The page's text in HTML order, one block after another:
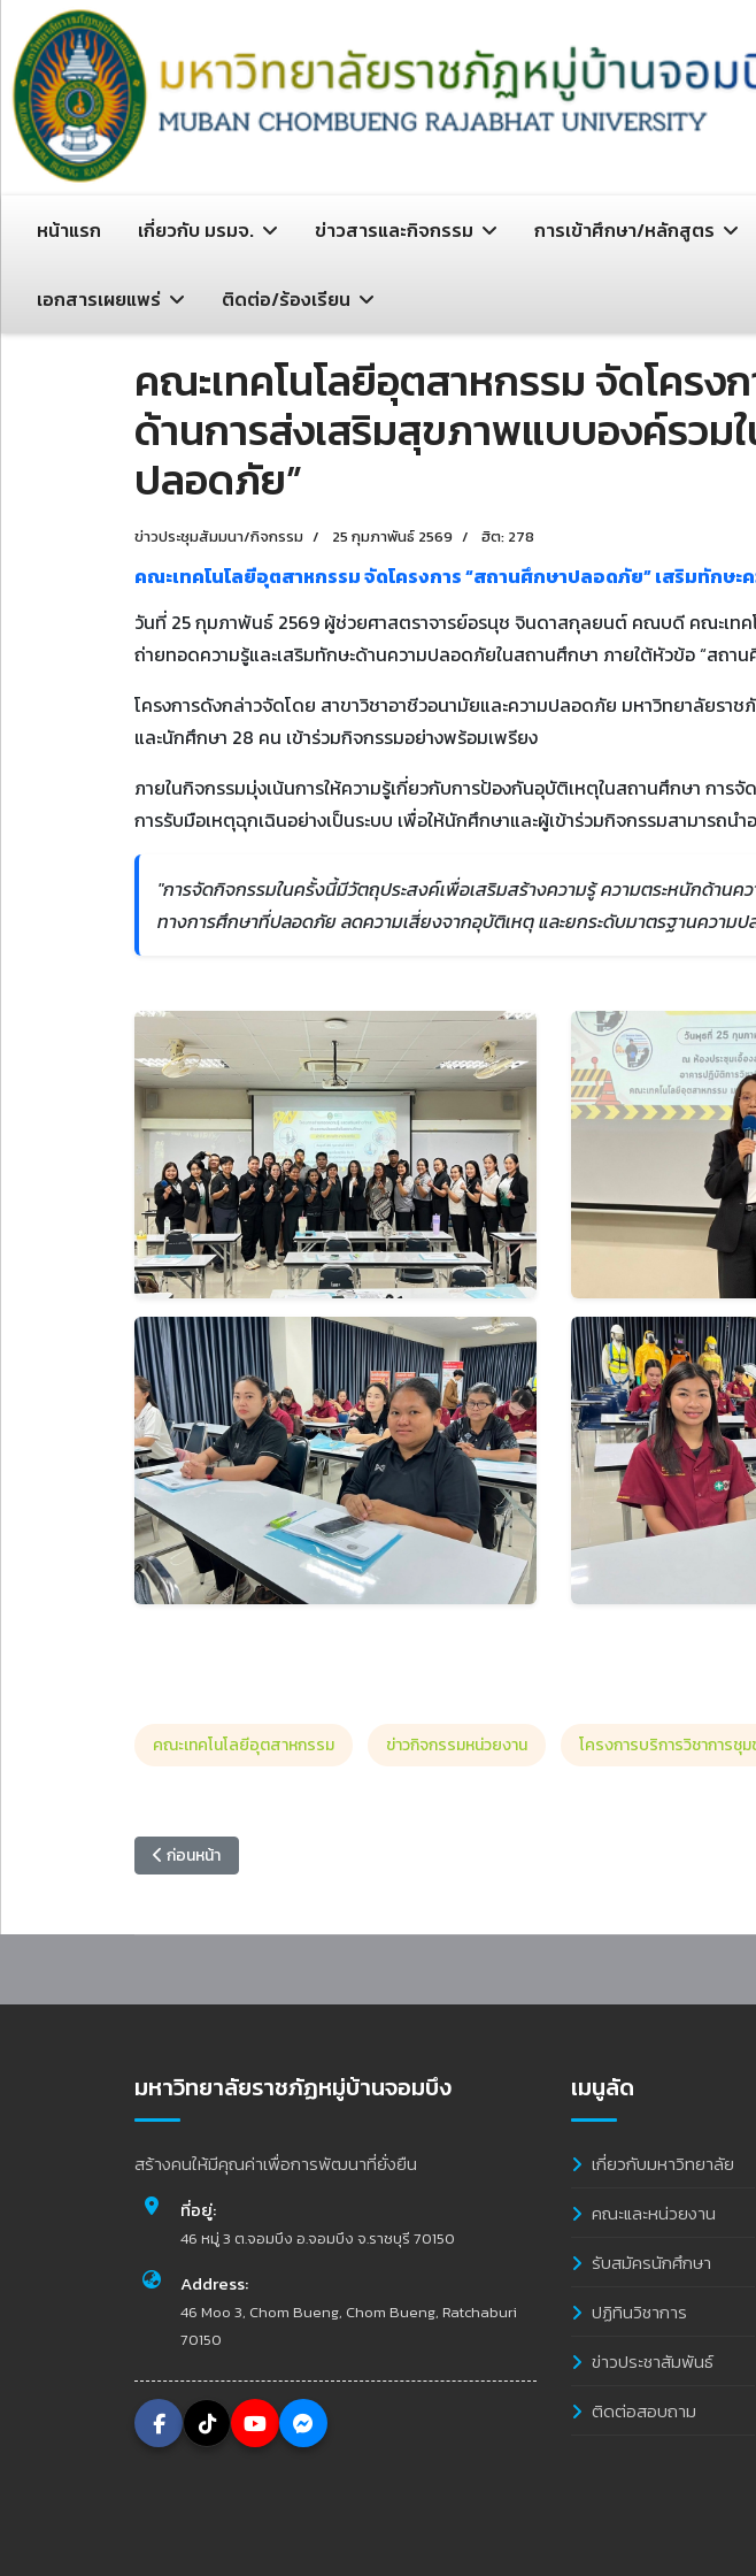
หน้าแรก เกี่ยวกับ มรมจ. ข่าวสารและกิจกรรม การเข้าศึกษา/หลักสูตร
เอกสารเผยแพร่ ติดต่อ/ร้องเรียน
คณะเทคโนโลยีอุตสาหกรรม จัดโครง
ด้านการส่งเสริมสุขภาพแบบองค์รวม
ปลอดภัย”
ข่าวประชุมสัมมนา/กิจกรรม 25 กุมภาพันธ์ 2569 ฮิต: 278
คณะเทคโนโลยีอุตสาหกรรม จัดโครงการ “สถานศึกษาปลอดภัย” เสริมทักษ
วันที่ 25 กุมภาพันธ์ 2569 ผู้ช่วยศาสตราจารย์อรนุช จินดาสกุลยนต์ คณบดี คณะเทค
ถ่ายทอดความรู้และเสริมทักษะด้านความปลอดภัยในสถานศึกษา ภายใต้หัวข้อ “ส
โครงการดังกล่าวจัดโดย สาขาวิชาอาชีวอนามัยและความปลอดภัย มหาวิทยาลัยรา
และนักศึกษา 28 คน เข้าร่วมกิจกรรมอย่างพร้อมเพรียง
ภายในกิจกรรมมุ่งเน้นการให้ความรู้เกี่ยวกับการป้องกันอุบัติเหตุในสถานศึกษา การ
การรับมือเหตุฉุกเฉินอย่างเป็นระบบ เพื่อให้นักศึกษาและผู้เข้าร่วมกิจกรรมสามารถนำ
"การจัดกิจกรรมในครั้งนี้มีวัตถุประสงค์เพื่อเสริมสร้างความรู้ ความตระหนักด้า
ทางการศึกษาที่ปลอดภัย ลดความเสี่ยงจากอุบัติเหตุ และยกระดับมาตรฐานความ
คณะเทคโนโลยีอุตสาหกรรม ข่าวกิจกรรมหน่วยงาน โครงการบริการวิชาการชุ
เนื้อหาก่อนหน้า: คณบดีคณะครุศาสตร์ เข้าร่วมการประชุมสภาคณบดีคณะครุศาสตร์ มหาวิทยา
ก่อนหน้า
มหาวิทยาลัยราชภัฏหมู่บ้านจอมบึง
สร้างคนให้มีคุณค่าเพื่อการพัฒนาที่ยั่งยืน
ที่อยู่:
46 หมู่ 3 ต.จอมบึง อ.จอมบึง จ.ราชบุรี 70150
Address:
46 Moo 3, Chom Bueng, Chom Bueng, Ratchaburi
70150
เมนูลัด
เกี่ยวกับมหาวิทยาลัย
คณะและหน่วยงาน
รับสมัครนักศึกษา
ปฏิทินวิชาการ
ข่าวประชาสัมพันธ์
ติดต่อสอบถาม